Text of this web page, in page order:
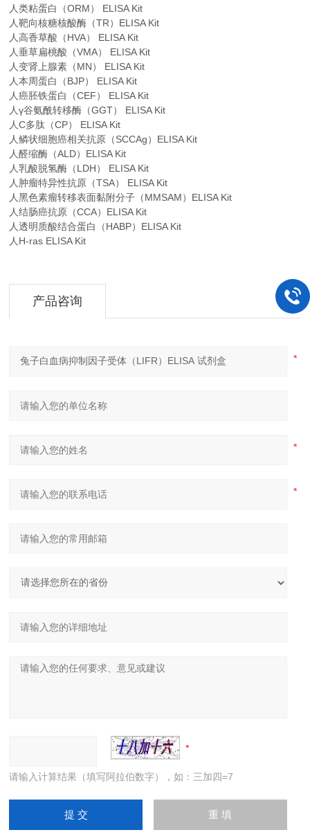
人类粘蛋白（ORM） ELISA Kit
人靶向核糖核酸酶（TR）ELISA Kit
人高香草酸（HVA） ELISA Kit
人垂草扁桃酸（VMA） ELISA Kit
人变肾上腺素（MN） ELISA Kit
人本周蛋白（BJP） ELISA Kit
人癌胚铁蛋白（CEF） ELISA Kit
人γ谷氨酰转移酶（GGT） ELISA Kit
人C多肽（CP） ELISA Kit
人鳞状细胞癌相关抗原（SCCAg）ELISA Kit
人醛缩酶（ALD）ELISA Kit
人乳酸脱氢酶（LDH） ELISA Kit
人肿瘤特异性抗原（TSA） ELISA Kit
人黑色素瘤转移表面黏附分子（MMSAM）ELISA Kit
人结肠癌抗原（CCA）ELISA Kit
人透明质酸结合蛋白（HABP）ELISA Kit
人H-ras ELISA Kit
产品咨询
请输入计算结果（填写阿拉伯数字），如：三加四=7